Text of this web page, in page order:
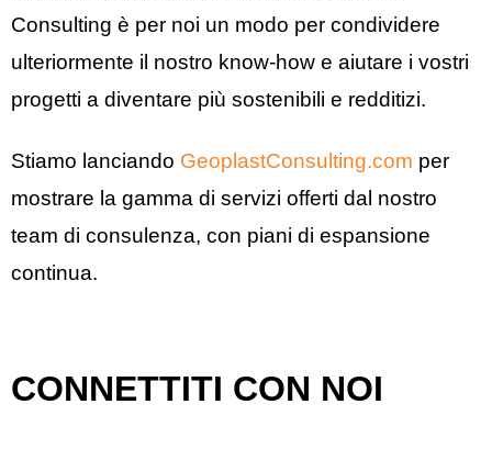
Consulting è per noi un modo per condividere
ulteriormente il nostro know-how e aiutare i vostri
progetti a diventare più sostenibili e redditizi.
Stiamo lanciando GeoplastConsulting.com per
mostrare la gamma di servizi offerti dal nostro
team di consulenza, con piani di espansione
continua.
CONNETTITI CON NOI